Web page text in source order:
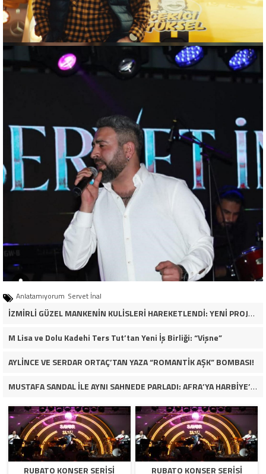
Anlatamıyorum Servet İnal
İZMİRLİ GÜZEL MANKENİN KULİSLERİ HAREKETLENDİ: YENİ PROJELER YOLDA!
M Lisa ve Dolu Kadehi Ters Tut’tan Yeni İş Birliği: “Vişne”
AYLİNCE VE SERDAR ORTAÇ’TAN YAZA “ROMANTİK AŞK” BOMBASI!
MUSTAFA SANDAL İLE AYNI SAHNEDE PARLADI: AFRA’YA HARBİYE’DE BÜYÜK ALKIŞ
RUBATO KONSER SERISI RUBATO KONSER SERISI